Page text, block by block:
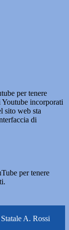
per tenere
incorporati
sito web sta
di
per tenere
A. Rossi